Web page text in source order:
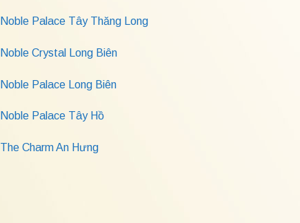
Noble Palace Tây Thăng Long
Noble Crystal Long Biên
Noble Palace Long Biên
Noble Palace Tây Hồ
The Charm An Hưng